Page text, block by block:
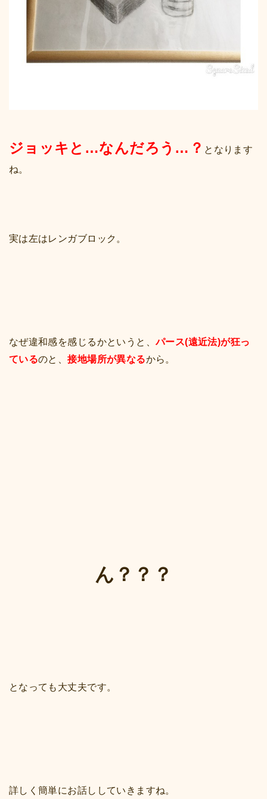
ジョッキと…なんだろう…？ となります
ね。
実は左はレンガブロック。
なぜ違和感を感じるかというと、パース(遠近法)が狂っ
ているのと、接地場所が異なるから。
ん？？？
となっても大丈夫です。
詳しく簡単にお話ししていきますね。